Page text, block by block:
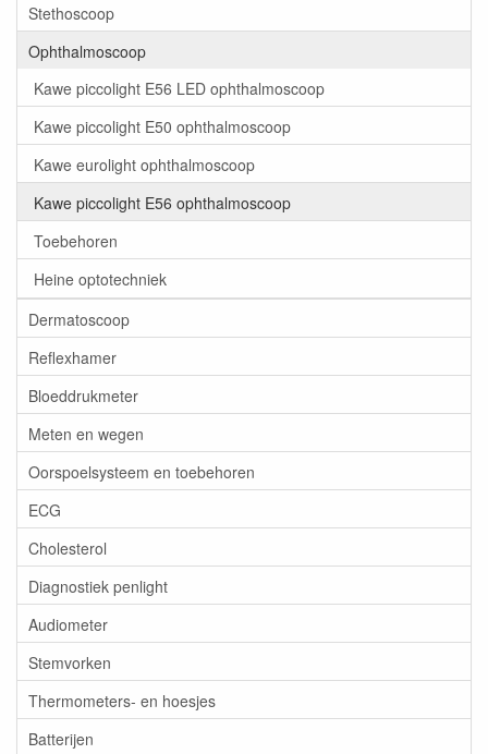
Stethoscoop
Ophthalmoscoop
Kawe piccolight E56 LED ophthalmoscoop
Kawe piccolight E50 ophthalmoscoop
Kawe eurolight ophthalmoscoop
Kawe piccolight E56 ophthalmoscoop
Toebehoren
Heine optotechniek
Dermatoscoop
Reflexhamer
Bloeddrukmeter
Meten en wegen
Oorspoelsysteem en toebehoren
ECG
Cholesterol
Diagnostiek penlight
Audiometer
Stemvorken
Thermometers- en hoesjes
Batterijen